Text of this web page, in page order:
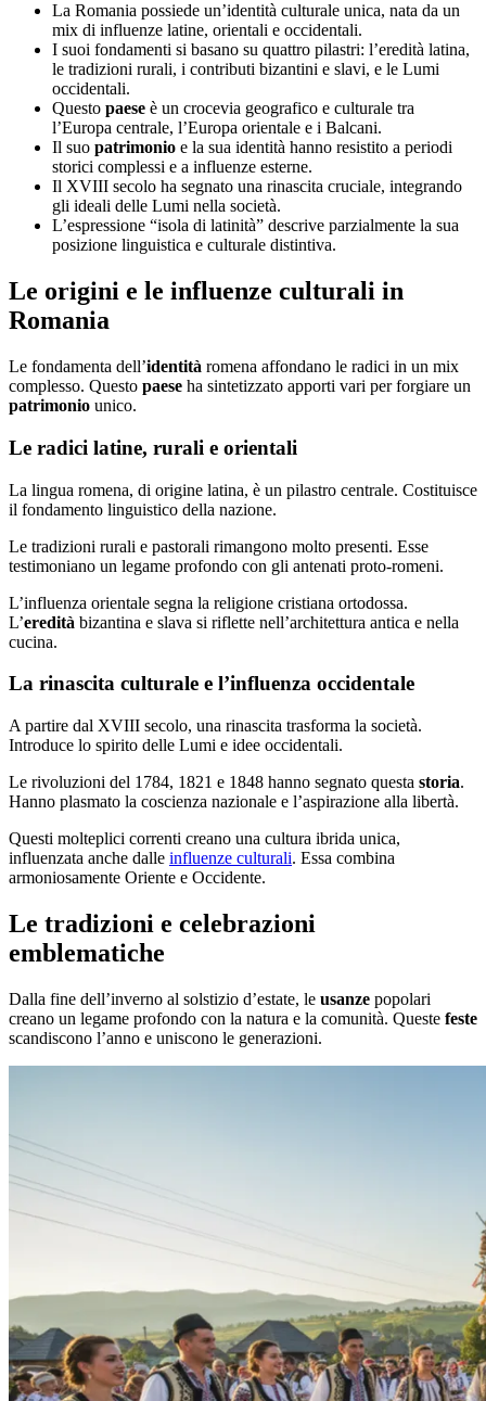
La Romania possiede un’identità culturale unica, nata da un
mix di influenze latine, orientali e occidentali.
I suoi fondamenti si basano su quattro pilastri: l’eredità latina,
le tradizioni rurali, i contributi bizantini e slavi, e le Lumi
occidentali.
Questo paese è un crocevia geografico e culturale tra
l’Europa centrale, l’Europa orientale e i Balcani.
Il suo patrimonio e la sua identità hanno resistito a periodi
storici complessi e a influenze esterne.
Il XVIII secolo ha segnato una rinascita cruciale, integrando
gli ideali delle Lumi nella società.
L’espressione “isola di latinità” descrive parzialmente la sua
posizione linguistica e culturale distintiva.
Le origini e le influenze culturali in
Romania
Le fondamenta dell’identità romena affondano le radici in un mix
complesso. Questo paese ha sintetizzato apporti vari per forgiare un
patrimonio unico.
Le radici latine, rurali e orientali
La lingua romena, di origine latina, è un pilastro centrale. Costituisce
il fondamento linguistico della nazione.
Le tradizioni rurali e pastorali rimangono molto presenti. Esse
testimoniano un legame profondo con gli antenati proto-romeni.
L’influenza orientale segna la religione cristiana ortodossa.
L’eredità bizantina e slava si riflette nell’architettura antica e nella
cucina.
La rinascita culturale e l’influenza occidentale
A partire dal XVIII secolo, una rinascita trasforma la società.
Introduce lo spirito delle Lumi e idee occidentali.
Le rivoluzioni del 1784, 1821 e 1848 hanno segnato questa storia.
Hanno plasmato la coscienza nazionale e l’aspirazione alla libertà.
Questi molteplici correnti creano una cultura ibrida unica,
influenzata anche dalle influenze culturali. Essa combina
armoniosamente Oriente e Occidente.
Le tradizioni e celebrazioni
emblematiche
Dalla fine dell’inverno al solstizio d’estate, le usanze popolari
creano un legame profondo con la natura e la comunità. Queste feste
scandiscono l’anno e uniscono le generazioni.